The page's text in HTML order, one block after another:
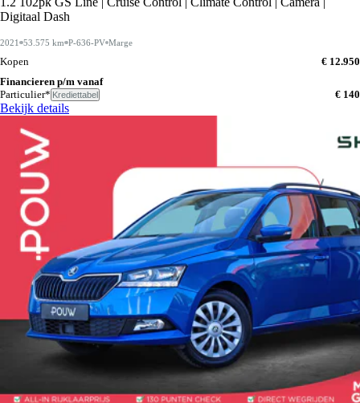
Digitaal Dash
2021 53.575 km P-636-PV Marge
Kopen
€ 12.950
Financieren p/m vanaf
Particulier* Krediettabel € 140
Bekijk details